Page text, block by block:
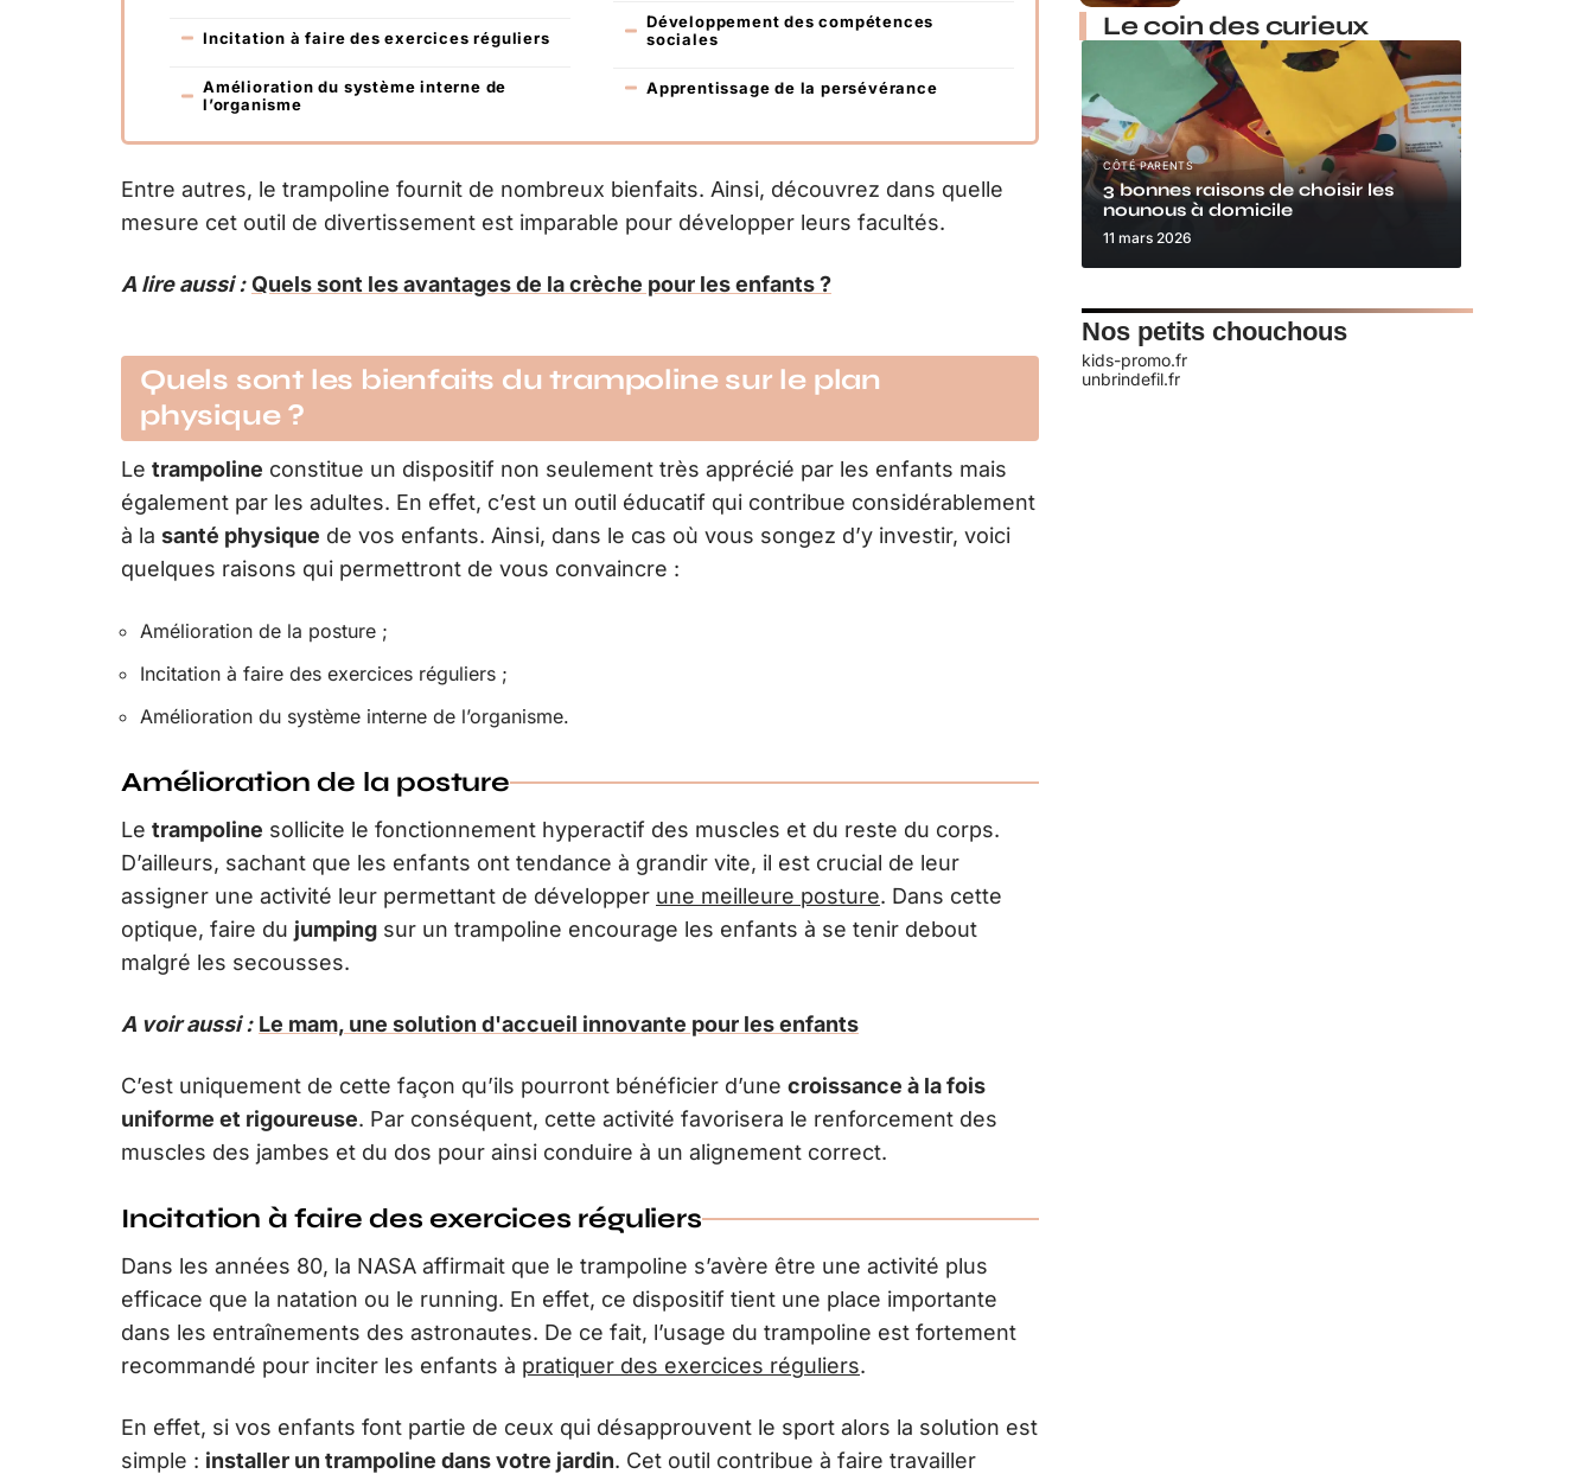
Incitation à faire des exercices réguliers
Amélioration du système interne de
l’organisme
Développement des compétences
sociales
Apprentissage de la persévérance
Entre autres, le trampoline fournit de nombreux bienfaits. Ainsi, découvrez dans quelle
mesure cet outil de divertissement est imparable pour développer leurs facultés.
A lire aussi : Quels sont les avantages de la crèche pour les enfants ?
Quels sont les bienfaits du trampoline sur le plan
physique ?
Le trampoline constitue un dispositif non seulement très apprécié par les enfants mais
également par les adultes. En effet, c’est un outil éducatif qui contribue considérablement
à la santé physique de vos enfants. Ainsi, dans le cas où vous songez d’y investir, voici
quelques raisons qui permettront de vous convaincre :
Amélioration de la posture ;
Incitation à faire des exercices réguliers ;
Amélioration du système interne de l’organisme.
Amélioration de la posture
Le trampoline sollicite le fonctionnement hyperactif des muscles et du reste du corps.
D’ailleurs, sachant que les enfants ont tendance à grandir vite, il est crucial de leur
assigner une activité leur permettant de développer une meilleure posture. Dans cette
optique, faire du jumping sur un trampoline encourage les enfants à se tenir debout
malgré les secousses.
A voir aussi : Le mam, une solution d'accueil innovante pour les enfants
C’est uniquement de cette façon qu’ils pourront bénéficier d’une croissance à la fois
uniforme et rigoureuse. Par conséquent, cette activité favorisera le renforcement des
muscles des jambes et du dos pour ainsi conduire à un alignement correct.
Incitation à faire des exercices réguliers
Dans les années 80, la NASA affirmait que le trampoline s’avère être une activité plus
efficace que la natation ou le running. En effet, ce dispositif tient une place importante
dans les entraînements des astronautes. De ce fait, l’usage du trampoline est fortement
recommandé pour inciter les enfants à pratiquer des exercices réguliers.
En effet, si vos enfants font partie de ceux qui désapprouvent le sport alors la solution est
simple : installer un trampoline dans votre jardin. Cet outil contribue à faire travailler
Le coin des curieux
CÔTÉ PARENTS
3 bonnes raisons de choisir les
nounous à domicile
11 mars 2026
Nos petits chouchous
kids-promo.fr
unbrindefil.fr